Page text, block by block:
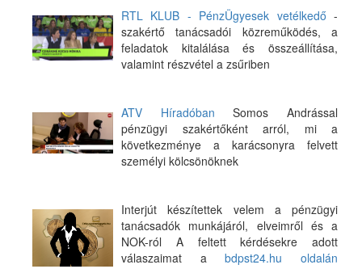
RTL KLUB - PénzÜgyesek vetélkedő -
szakértő tanácsadói közreműködés, a
feladatok kitalálása és összeállítása,
valamint részvétel a zsűriben
ATV Híradóban Somos Andrással
pénzügyi szakértőként arról, mi a
következménye a karácsonyra felvett
személyi kölcsönöknek
Interjút készítettek velem a pénzügyi
tanácsadók munkájáról, elveimről és a
NOK-ról A feltett kérdésekre adott
válaszaimat abdpst24.hu oldalán